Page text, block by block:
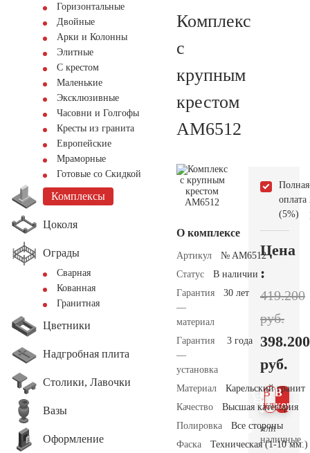
Горизонтальные
Двойные
Арки и Колонны
Элитные
С крестом
Маленькие
Эксклюзивные
Часовни и Голгофы
Кресты из гранита
Европейские
Мраморные
Готовые со Скидкой
Комплексы
Цоколя
Ограды
Сварная
Кованная
Гранитная
Цветники
Надгробная плита
Столики, Лавочки
Вазы
Оформление
Комплекс
с
крупным
крестом
AM6512
О комплексе
Артикул
№ AM6512
Статус
В наличии
Гарантия
—
материал
30 лет
Гарантия
—
установка
3 года
Материал
Карельский гранит
Качество
Высшая категория
Полировка
Все стороны
Фаска
Техническая (1-10 мм.)
Полная
оплата
(5%)
Цена
:
419.200
руб.
398.200
руб.
В
В 1
клик
или
наличные.